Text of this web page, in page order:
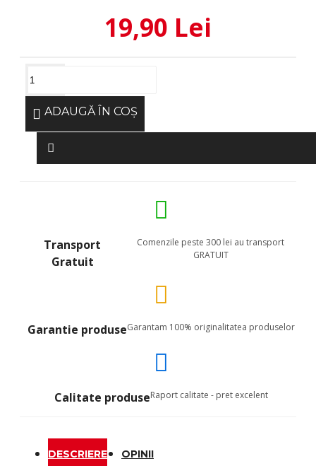
19,90 Lei
ADAUGĂ ÎN COŞ
Transport
Gratuit
Comenzile peste 300 lei au transport
GRATUIT
Garantie produseGarantam 100% originalitatea produselor
Calitate produseRaport calitate - pret excelent
DESCRIERE OPINII